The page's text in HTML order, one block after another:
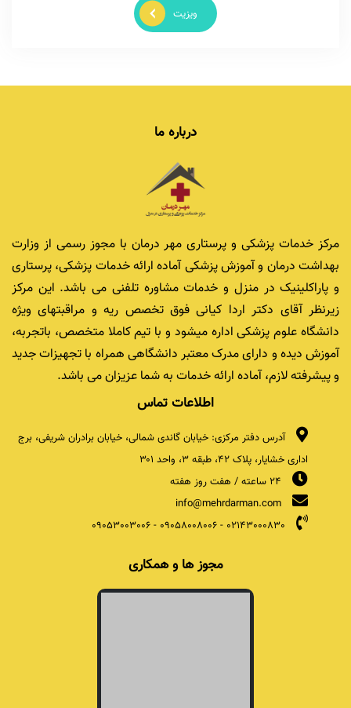
ویزیت
درباره ما
مرکز خدمات پزشکی و پرستاری مهر درمان با مجوز رسمی از وزارت
بهداشت درمان و آموزش پزشکی آماده ارائه خدمات پزشکی، پرستاری
و پاراکلینیک در منزل و خدمات مشاوره تلفنی می باشد. این مرکز
زیرنظر آقای دکتر اردا کیانی فوق تخصص ریه و مراقبتهای ویژه
دانشگاه علوم پزشکی اداره میشود و با تیم کاملا متخصص، باتجربه،
آموزش دیده و دارای مدرک معتبر دانشگاهی همراه با تجهیزات جدید
و پیشرفته لازم، آماده ارائه خدمات به شما عزیزان می باشد.
اطلاعات تماس
آدرس دفتر مرکزی: خیابان گاندی شمالی، خیابان برادران شریفی، برج
اداری خشایار، پلاک ۴۲، طبقه ۳، واحد ۳۰۱
info@mehrdarman.com
02143000830
-
09058008006
-
09053003006
مجوز ها و همکاری